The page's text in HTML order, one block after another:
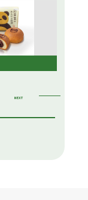
NEXT